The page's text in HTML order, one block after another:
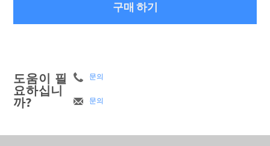
구매 하기
도움이 필
요하십니
까?
문의
문의